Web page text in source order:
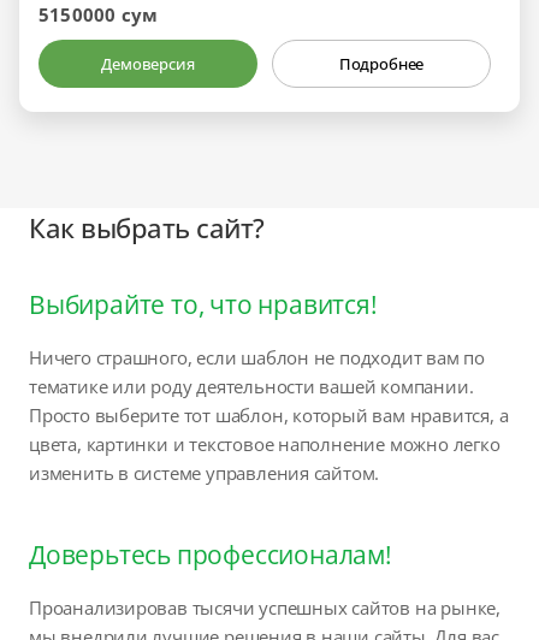
5150000 сум
Демоверсия Подробнее
Как выбрать сайт?
Выбирайте то, что нравится!
Ничего страшного, если шаблон не подходит вам по
тематике или роду деятельности вашей компании.
Просто выберите тот шаблон, который вам нравится, а
цвета, картинки и текстовое наполнение можно легко
изменить в системе управления сайтом.
Доверьтесь профессионалам!
Проанализировав тысячи успешных сайтов на рынке,